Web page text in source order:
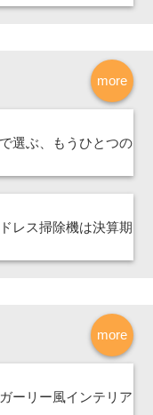
more
選ぶ、もうひとつの
レス掃除機は決算期
more
ーリー風インテリア